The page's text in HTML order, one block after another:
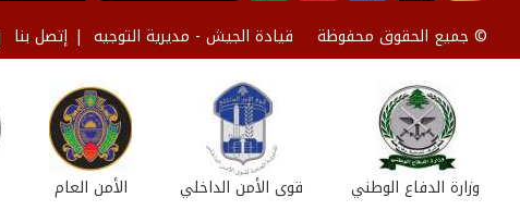
© جميع الحقوق محفوظة قيادة الجيش - مديرية التوجيه إتصل بنا
الأمن العام قوى الأمن الداخلي وزارة الدفاع الوطني